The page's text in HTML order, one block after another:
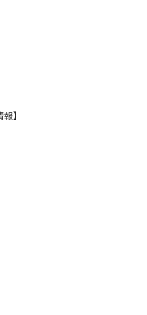
】